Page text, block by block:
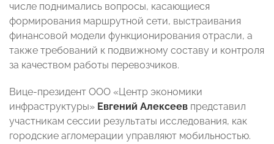
числе поднимались вопросы, касающиеся
формирования маршрутной сети, выстраивания
финансовой модели функционирования отрасли, а
также требований к подвижному составу и контроля
за качеством работы перевозчиков.
Вице-президент ООО «Центр экономики
инфраструктуры» Евгений Алексеев представил
участникам сессии результаты исследования, как
городские агломерации управляют мобильностью.